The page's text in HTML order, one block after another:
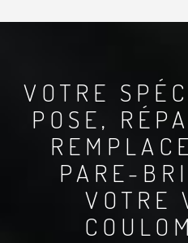
VOTRE
POSE,
PARE-
VOTRE